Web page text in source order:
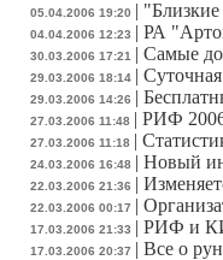
05.04.2006 19:20 |
04.04.2006 12:23 | РА
30.03.2006 17:21 | Самые
29.03.2006 18:14 |
29.03.2006 14:26 |
27.03.2006 11:48 | РИФ
27.03.2006 11:18 |
24.03.2006 16:48 | Новый
22.03.2006 21:36 |
22.03.2006 00:17 |
17.03.2006 21:33 | РИФ и
17.03.2006 20:37 | Все о